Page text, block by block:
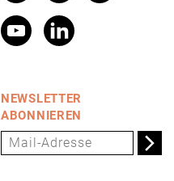
NEWSLETTER
ABONNIEREN